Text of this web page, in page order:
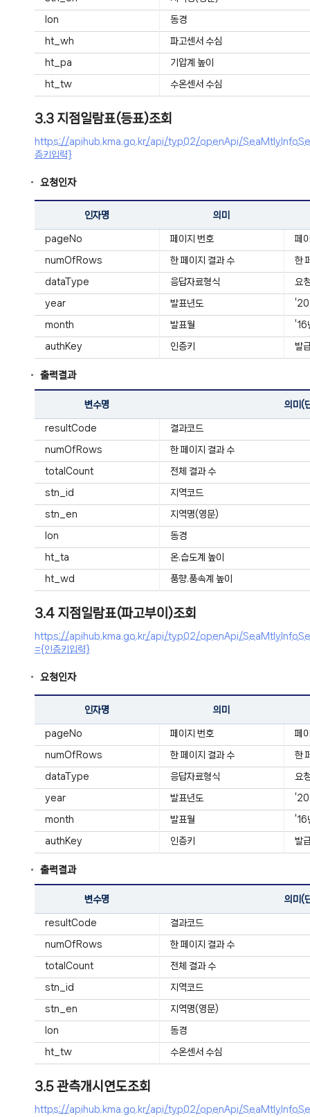
lon 동경
ht_wh 파고센서 수심
ht_pa 기압계 높이
ht_tw 수온센서 수심
3.3 지점일람표(등표)조회
https://apihub.kma.go.kr/api/typ02/openApi/
증키입력}
요청인자
인자명 의미
pageNo 페이지 번호 페
numOfRows 한 페이지 결과 수 한
dataType 응답자료형식 요
year 발표년도
month 발표월 ‘16
authKey 인증키 발
출력결과
변수명 의미(
resultCode 결과코드
numOfRows 한 페이지 결과 수
totalCount 전체 결과 수
stn_id 지역코드
stn_en 지역명(영문)
lon 동경
ht_ta 온.습도계 높이
ht_wd 풍향.풍속계 높이
3.4 지점일람표(파고부이)조회
https://apihub.kma.go.kr/api/typ02/openApi/
={인증키입력}
요청인자
인자명 의미
pageNo 페이지 번호 페
numOfRows 한 페이지 결과 수 한
dataType 응답자료형식 요
year 발표년도
month 발표월 ‘16
authKey 인증키 발
출력결과
변수명 의미(
resultCode 결과코드
numOfRows 한 페이지 결과 수
totalCount 전체 결과 수
stn_id 지역코드
stn_en 지역명(영문)
lon 동경
ht_tw 수온센서 수심
3.5 관측개시연도조회
https://apihub.kma.go.kr/api/typ02/openApi/